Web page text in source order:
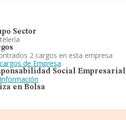
Sector
2 cargos en esta empresa
de Empresa
Social Empresarial
en Bolsa